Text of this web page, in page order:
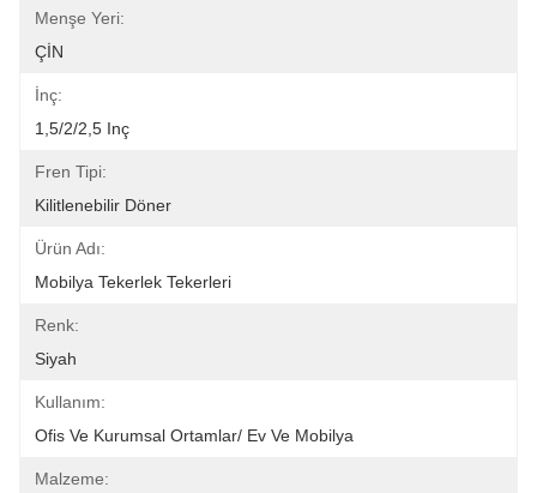
Menşe Yeri:
ÇİN
İnç:
1,5/2/2,5 Inç
Fren Tipi:
Kilitlenebilir Döner
Ürün Adı:
Mobilya Tekerlek Tekerleri
Renk:
Siyah
Kullanım:
Ofis Ve Kurumsal Ortamlar/ Ev Ve Mobilya
Malzeme: